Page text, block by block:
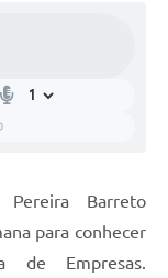
Barreto
para conhecer
de Empresas.